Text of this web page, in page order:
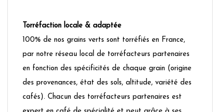
Torréfaction locale & adaptée
100% de nos grains verts sont torréfiés en France,
par notre réseau local de torréfacteurs partenaires
en fonction des spécificités de chaque grain (origine
des provenances, état des sols, altitude, variété des
cafés). Chacun des torréfacteurs partenaires est